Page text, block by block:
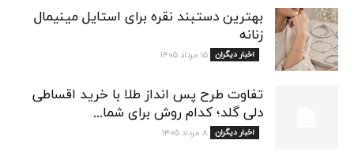
بهترین دستبند نقره برای استایل مینیمال
زنانه
اخبار دیگران ۱۵ مرداد ۱۴۰۵
تفاوت طرح پس انداز طلا با خرید اقساطی
دلی گلد؛ کدام روش برای شما...
اخبار دیگران ۸ مرداد ۱۴۰۵